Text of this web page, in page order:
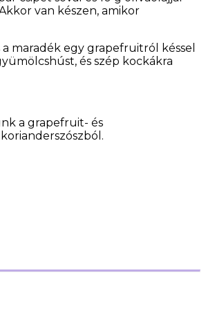
van készen, amikor
maradék egy grapefruitról késsel
és szép kockákra
a grapefruit- és